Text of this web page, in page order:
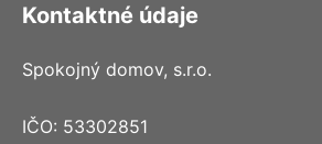
Kontaktné údaje
Spokojný domov, s.r.o.
IČO: 53302851